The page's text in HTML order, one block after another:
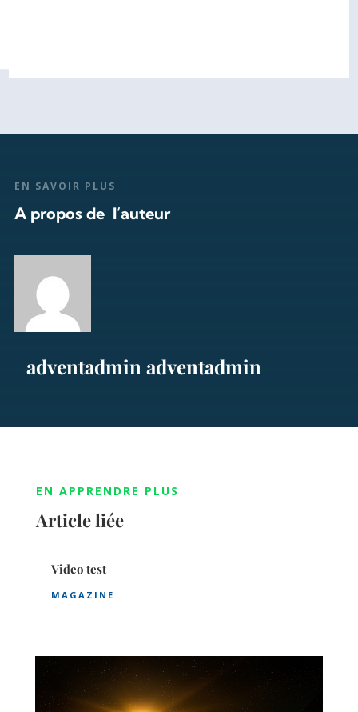
EN SAVOIR PLUS
A propos de l’auteur
adventadmin adventadmin
EN APPRENDRE PLUS
Article liée
Video test
MAGAZINE